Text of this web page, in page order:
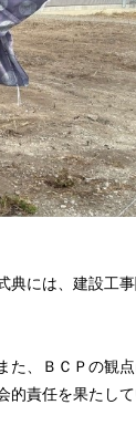
典には、建設工
た、ＢＣＰの観
責任を果たして